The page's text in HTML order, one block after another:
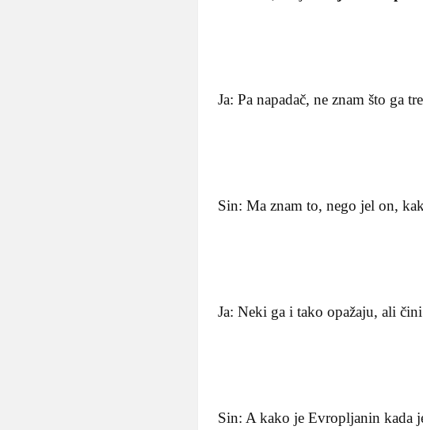
Ja: Pa napadač, ne znam što ga
Sin: Ma znam to, nego jel on,
Ja: Neki ga i tako opažaju, ali
Sin: A kako je Evropljanin kada